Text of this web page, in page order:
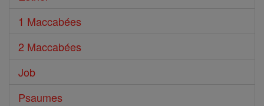
1 Maccabées
2 Maccabées
Job
Psaumes